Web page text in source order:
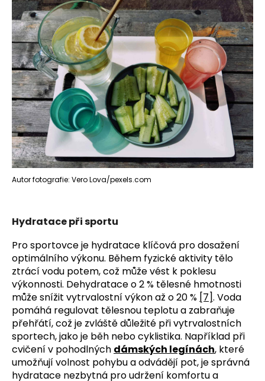
Autor fotografie: Vero Lova/pexels.com
Hydratace při sportu
Pro sportovce je hydratace klíčová pro dosažení
optimálního výkonu. Během fyzické aktivity tělo
ztrácí vodu potem, což může vést k poklesu
výkonnosti. Dehydratace o 2 % tělesné hmotnosti
může snížit vytrvalostní výkon až o 20 % [7]. Voda
pomáhá regulovat tělesnou teplotu a zabraňuje
přehřátí, což je zvláště důležité při vytrvalostních
sportech, jako je běh nebo cyklistika. Například při
cvičení v pohodlných dámských legínách, které
umožňují volnost pohybu a odvádějí pot, je správná
hydratace nezbytná pro udržení komfortu a